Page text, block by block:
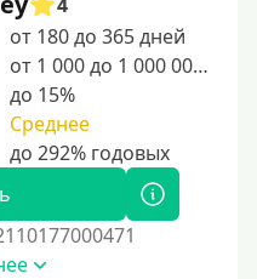
от 180 до 365 дней
от 1 000 до 1 000 000 ₽
до 15%
Среднее